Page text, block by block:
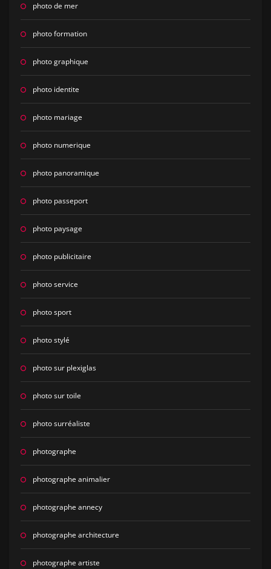
photo de mer
photo formation
photo graphique
photo identite
photo mariage
photo numerique
photo panoramique
photo passeport
photo paysage
photo publicitaire
photo service
photo sport
photo stylé
photo sur plexiglas
photo sur toile
photo surréaliste
photographe
photographe animalier
photographe annecy
photographe architecture
photographe artiste